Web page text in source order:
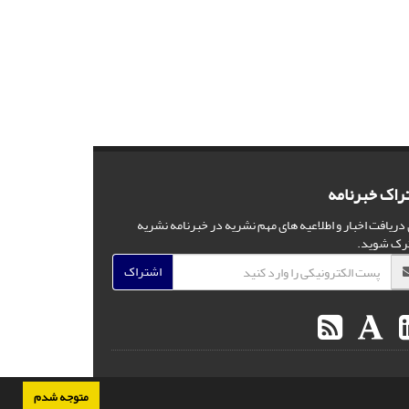
متوجه شدم
خبرنامه
دریافت اخبار و اطلاعیه های مهم نشریه در خبرنامه نشریه
شوید.
اشتراک